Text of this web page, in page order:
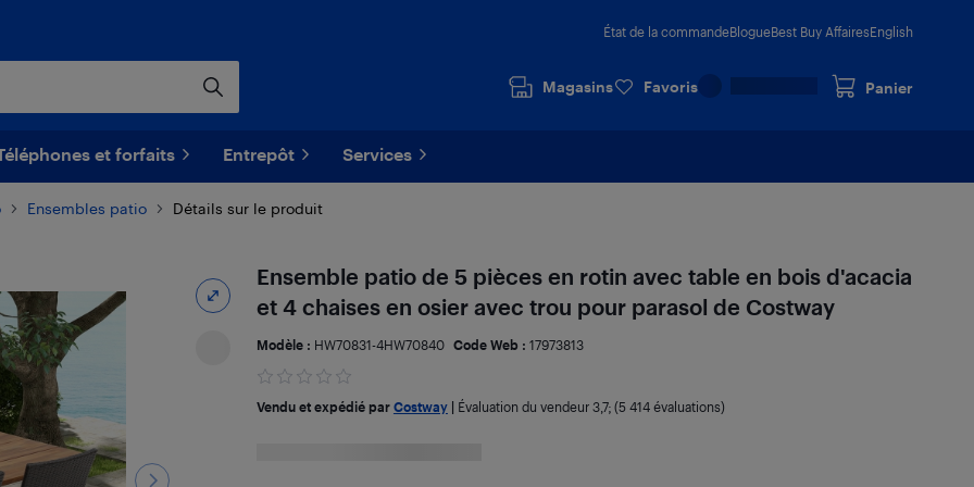
État de la commandeBlogueBest Buy AffairesEnglish
Magasins Favoris Panier
et forfaits Entrepôt Services
Ensembles patio Détails sur le produit
Ensemble patio de 5 pièces en rotin avec table en bois d'acacia
et 4 chaises en osier avec trou pour parasol de Costway
Modèle : HW70831-4HW70840 Code Web : 17973813
Vendu et expédié par Costway| Évaluation du vendeur 3,7; (5 414 évaluations)